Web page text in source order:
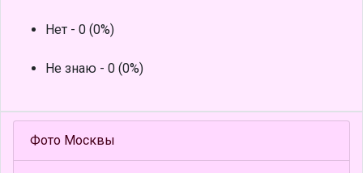
Нет - 0 (0%)
Не знаю - 0 (0%)
Фото Москвы